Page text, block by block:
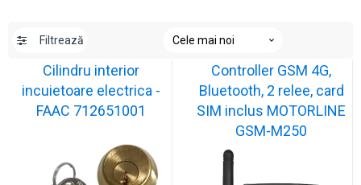
Filtrează
Cilindru interior
incuietoare electrica -
FAAC 712651001
Controller GSM 4G,
Bluetooth, 2 relee, card
SIM inclus MOTORLINE
GSM-M250